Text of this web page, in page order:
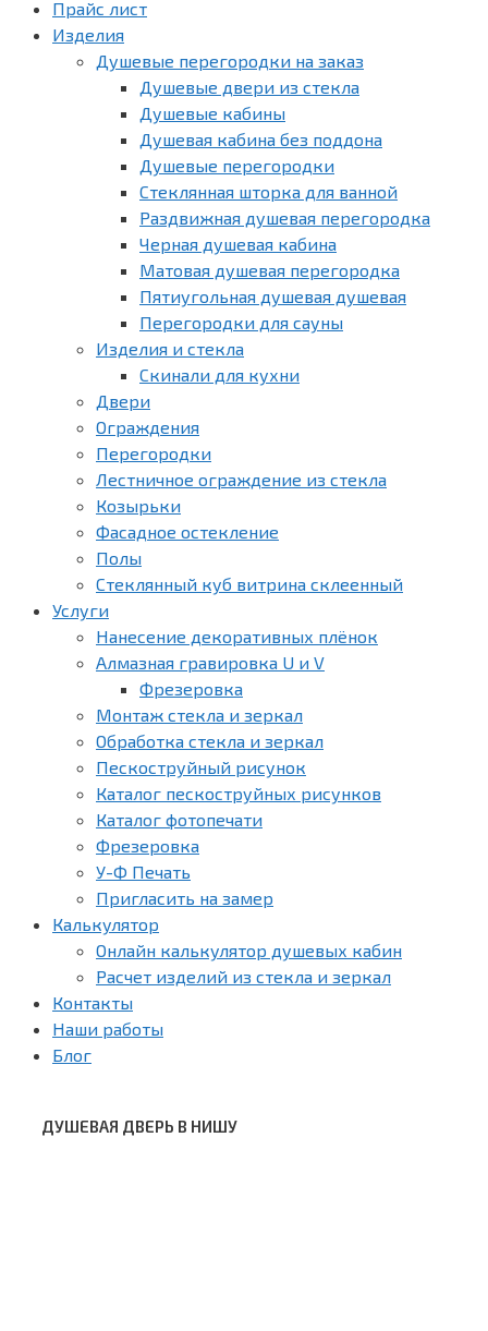
Прайс лист
Изделия
Душевые перегородки на заказ
Душевые двери из стекла
Душевые кабины
Душевая кабина без поддона
Душевые перегородки
Стеклянная шторка для ванной
Раздвижная душевая перегородка
Черная душевая кабина
Матовая душевая перегородка
Пятиугольная душевая душевая
Перегородки для сауны
Изделия и стекла
Скинали для кухни
Двери
Ограждения
Перегородки
Лестничное ограждение из стекла
Козырьки
Фасадное остекление
Полы
Стеклянный куб витрина склеенный
Услуги
Нанесение декоративных плёнок
Алмазная гравировка U и V
Фрезеровка
Монтаж стекла и зеркал
Обработка стекла и зеркал
Пескоструйный рисунок
Каталог пескоструйных рисунков
Каталог фотопечати
Фрезеровка
У-Ф Печать
Пригласить на замер
Калькулятор
Онлайн калькулятор душевых кабин
Расчет изделий из стекла и зеркал
Контакты
Наши работы
Блог
ДУШЕВАЯ ДВЕРЬ В НИШУ